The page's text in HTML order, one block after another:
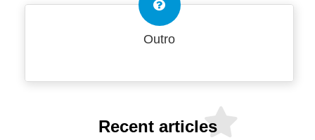
Outro
Recent articles